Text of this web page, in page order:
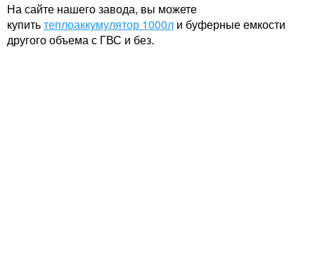
На сайте нашего завода, вы можете
купитьтеплоаккумулятор 1000л и буферные емкости
другого объема с ГВС и без.